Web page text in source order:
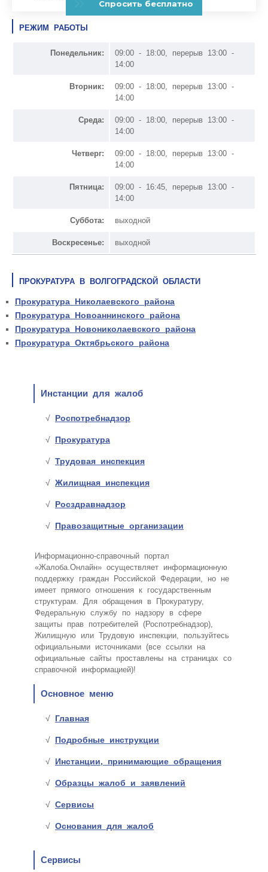
РЕЖИМ РАБОТЫ
Понедельник:
09:00 - 18:00, перерыв 13:00 -
14:00
Вторник:
09:00 - 18:00, перерыв 13:00 -
14:00
Среда:
09:00 - 18:00, перерыв 13:00 -
14:00
Четверг:
09:00 - 18:00, перерыв 13:00 -
14:00
Пятница:
09:00 - 16:45, перерыв 13:00 -
14:00
Суббота: выходной
Воскресенье: выходной
ПРОКУРАТУРА В ВОЛГОГРАДСКОЙ ОБЛАСТИ
Прокуратура Николаевского района
Прокуратура Новоаннинского района
Прокуратура Новониколаевского района
Прокуратура Октябрьского района
Инстанции для жалоб
Роспотребнадзор
Прокуратура
Трудовая инспекция
Жилищная инспекция
Росздравнадзор
Правозащитные организации
Информационно-справочный портал
«Жалоба.Онлайн» осуществляет информационную
поддержку граждан Российской Федерации, но не
имеет прямого отношения к государственным
структурам. Для обращения в Прокуратуру,
Федеральную службу по надзору в сфере
защиты прав потребителей (Роспотребнадзор),
Жилищную или Трудовую инспекции, пользуйтесь
официальными источниками (все ссылки на
официальные сайты проставлены на страницах со
справочной информацией)!
Основное меню
Главная
Подробные инструкции
Инстанции, принимающие обращения
Образцы жалоб и заявлений
Сервисы
Основания для жалоб
Сервисы